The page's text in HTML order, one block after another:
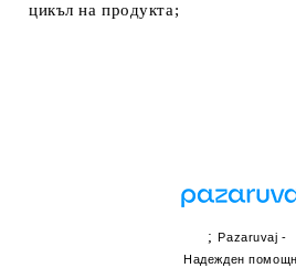
цикъл на продукта;
;Pazaruvaj -
Надежден